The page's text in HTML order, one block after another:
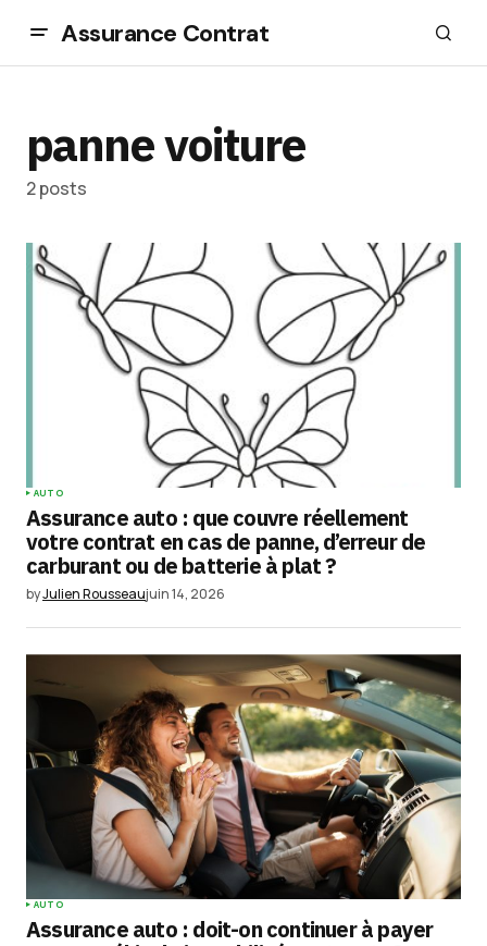
Assurance Contrat
panne voiture
2 posts
AUTO
Assurance auto : que couvre réellement
votre contrat en cas de panne, d’erreur de
carburant ou de batterie à plat ?
byJulien Rousseaujuin 14, 2026
AUTO
Assurance auto : doit-on continuer à payer